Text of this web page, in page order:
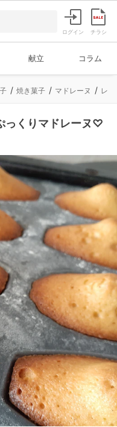
ログイン チラシ
献立 コラム
焼き菓子 マドレーヌ レ
っくりマドレーヌ♡